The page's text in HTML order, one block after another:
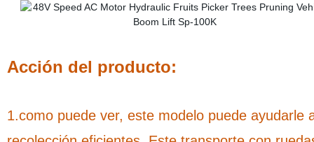
Acción del producto:
1.como puede ver, este modelo puede